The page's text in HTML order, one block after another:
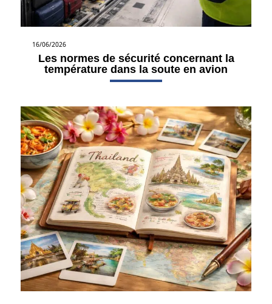
16/06/2026
Les normes de sécurité concernant la
température dans la soute en avion